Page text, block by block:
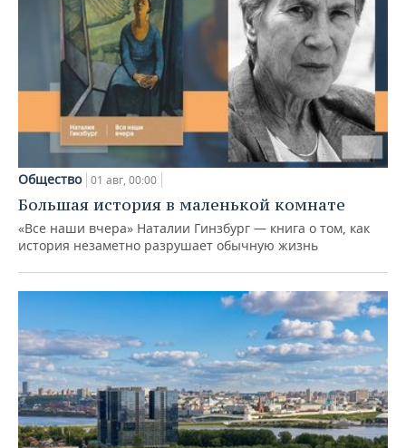
Общество 01 авг, 00:00
Большая история в маленькой комнате
«Все наши вчера» Наталии Гинзбург — книга о том, как
история незаметно разрушает обычную жизнь